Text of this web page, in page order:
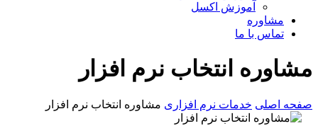
آموزش اکسل
مشاوره
تماس با ما
مشاوره انتخاب نرم افزار
صفحه اصلی خدمات نرم افزاری مشاوره انتخاب نرم افزار